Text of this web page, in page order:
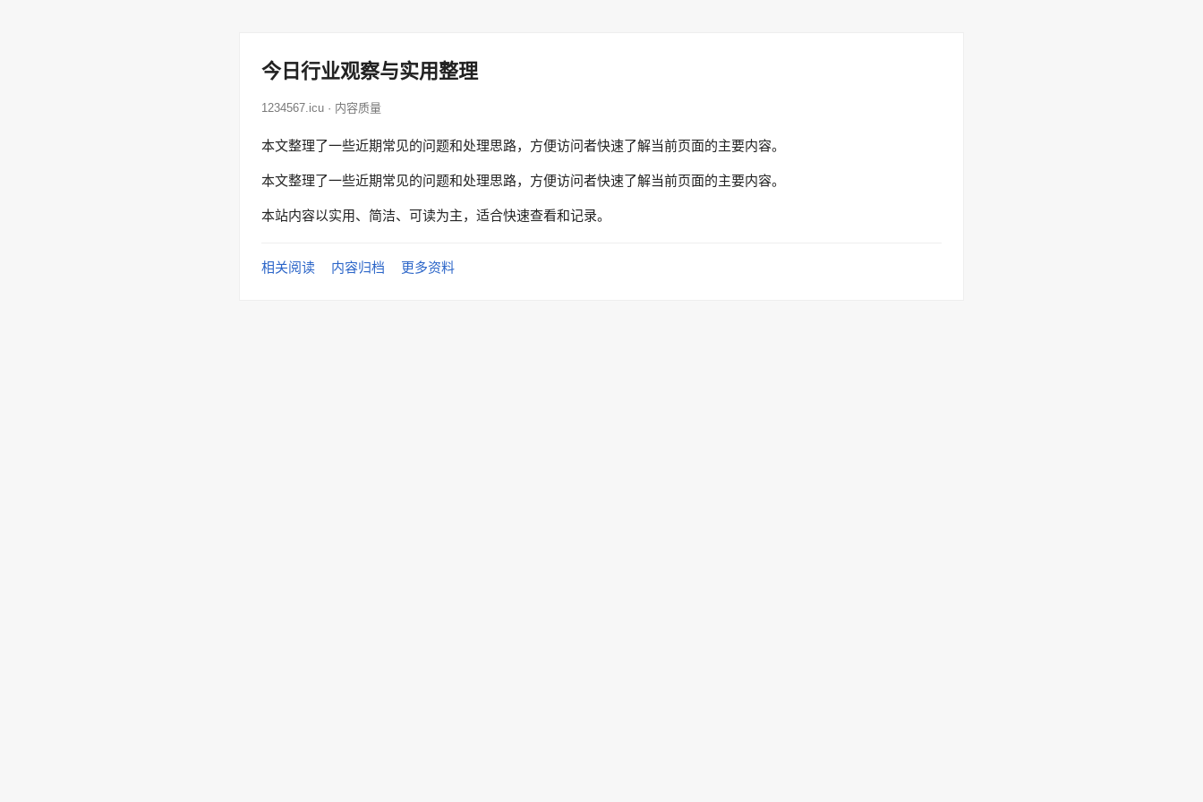
今日行业观察与实用整理
1234567.icu · 内容质量
本文整理了一些近期常见的问题和处理思路，方便访问者快速了解当前页面的主要内容。
本文整理了一些近期常见的问题和处理思路，方便访问者快速了解当前页面的主要内容。
本站内容以实用、简洁、可读为主，适合快速查看和记录。
相关阅读 内容归档 更多资料